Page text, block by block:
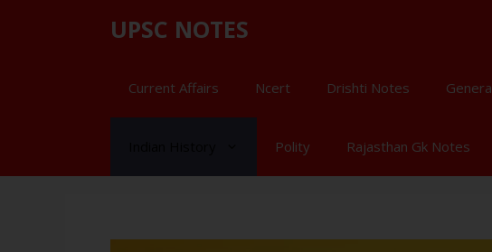
UPSC NOTES
Current Affairs Ncert Drishti Notes
Polity Rajasthan Gk Notes